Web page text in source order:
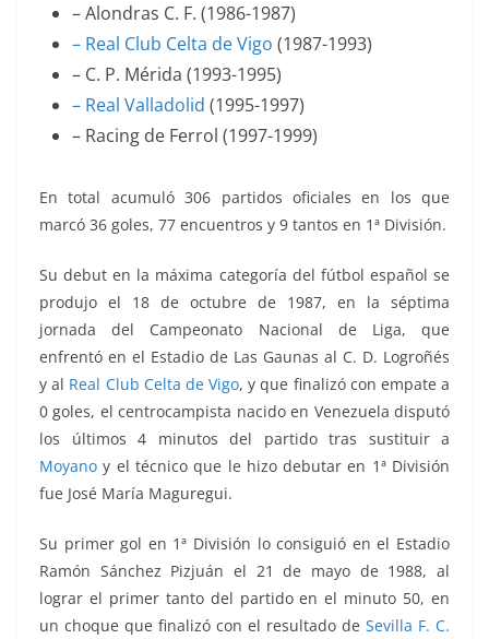
– Alondras C. F. (1986-1987)
– Real Club Celta de Vigo (1987-1993)
– C. P. Mérida (1993-1995)
– Real Valladolid (1995-1997)
– Racing de Ferrol (1997-1999)
En total acumuló 306 partidos oficiales en los que
marcó 36 goles, 77 encuentros y 9 tantos en 1ª División.
Su debut en la máxima categoría del fútbol español se
produjo el 18 de octubre de 1987, en la séptima
jornada del Campeonato Nacional de Liga, que
enfrentó en el Estadio de Las Gaunas al C. D. Logroñés
y al Real Club Celta de Vigo, y que finalizó con empate a
0 goles, el centrocampista nacido en Venezuela disputó
los últimos 4 minutos del partido tras sustituir a
Moyano y el técnico que le hizo debutar en 1ª División
fue José María Maguregui.
Su primer gol en 1ª División lo consiguió en el Estadio
Ramón Sánchez Pizjuán el 21 de mayo de 1988, al
lograr el primer tanto del partido en el minuto 50, en
un choque que finalizó con el resultado de Sevilla F. C.